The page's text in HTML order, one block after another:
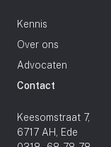
Kennis
Over ons
Advocaten
Contact
Keesomstraat 7,
6717 AH, Ede